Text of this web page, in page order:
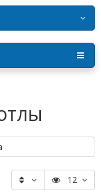
12